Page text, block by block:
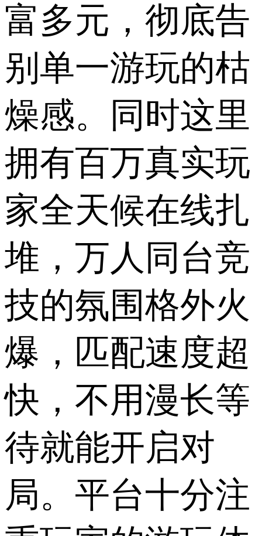
富多元，彻底告
别单一游玩的枯
燥感。同时这里
拥有百万真实玩
家全天候在线扎
堆，万人同台竞
技的氛围格外火
爆，匹配速度超
快，不用漫长等
待就能开启对
局。平台十分注